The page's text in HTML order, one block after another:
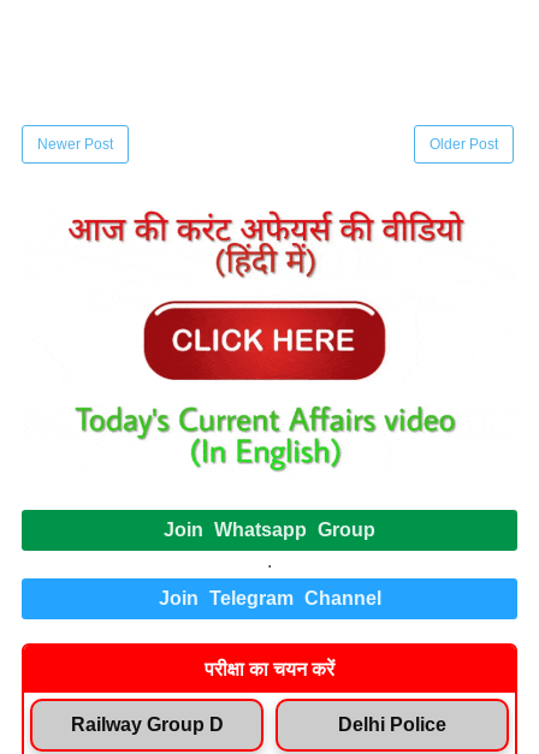
Newer Post Older Post
Join Whatsapp Group
.
Join Telegram Channel
परीक्षा का चयन करें
Railway Group D Delhi Police